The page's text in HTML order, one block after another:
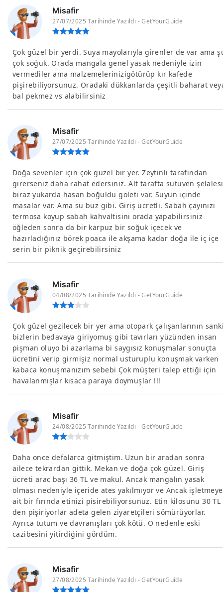
Misafir
27/07/2025 Tarihinde Yazıldı - GetYourGuide
Çok güzel bir yerdi. Suya mayolarıyla girenler de var ama
çok soğuk. Orada mangala genel yasak nedeniyle izin
vermediler ama malzemelerinizigötürüp kır kafede
pişirebiliyorsunuz. Oradaki dükkanlarda çeşitli baharat
bal pekmez vs alabilirsiniz
Misafir
27/07/2025 Tarihinde Yazıldı - GetYourGuide
Doğa sevenler için çok güzel bir yer. Zeytinli tarafından
girerseniz daha rahat edersiniz. Alt tarafta sutuven şelalesi
biraz yukarda hasan boğuldu göleti var. Suyun içinde
masalar var. Ama su buz gibi. Giriş ücretli. Sabah çayınızı
termosa koyup sabah kahvaltisini orada yapabilirsiniz
öğleden sonra da bir karpuz bir soğuk içecek ve
hazırladığınız börek poaca ile akşama kadar doğa ile iç içe
serin bir piknik geçirebilirsiniz
Misafir
04/08/2025 Tarihinde Yazıldı - GetYourGuide
Çok güzel gezilecek bir yer ama otopark çalışanlarının
bizlerin bedavaya giriyomuş gibi tavırları yüzünden insan
pişman oluyo bi azarlama bi saygısız konuşmalar sonuçta
ücretini verip girmişiz normal usturuplu konuşmak varken
kabaca konuşmanızım sebebi Çok müşteri talep ettiği için
havalanmışlar kısaca paraya doymuşlar !!!
Misafir
24/08/2025 Tarihinde Yazıldı - GetYourGuide
Daha once defalarca gitmiştim. Uzun bir aradan sonra
ailece tekrardan gittik. Mekan ve doğa çok güzel. Giriş
ücreti arac başı 36 TL ve makul. Ancak mangalın yasak
olması nedeniyle içeride ates yakılmıyor ve Ancak işletmeye
ait bir fırında etinizi pisirebiliyorsunuz. Etin kilosunu 30 TL
den pişiriyorlar adeta gelen ziyaretçileri sömürüyorlar.
Ayrıca tutum ve davranışları çok kötü. O nedenle eski
cazibesini yitirdiğini gördüm.
Misafir
27/08/2025 Tarihinde Yazıldı - GetYourGuide